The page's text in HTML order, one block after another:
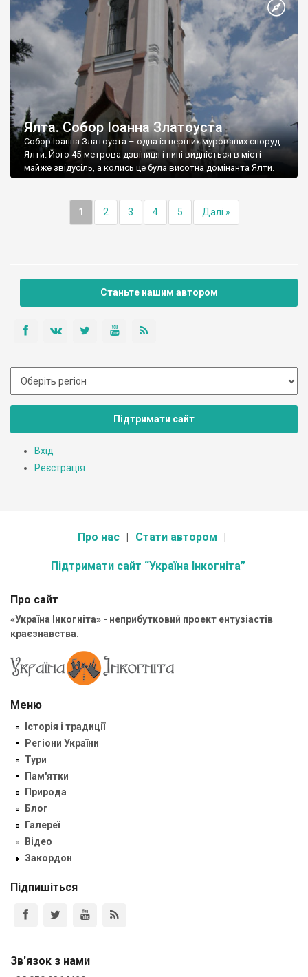
Ялта. Собор Іоанна Златоуста
Собор Іоанна Златоуста – одна із перших мурованих споруд
Ялти. Його 45-метрова дзвіниця і нині видніється в місті
майже звідусіль, а колись це була висотна домінанта Ялти.
1 2 3 4 5 Далі »
Станьте нашим автором
Підтримати сайт
Вхід
Реєстрація
Про нас Стати автором
Підтримати сайт “Україна Інкогніта”
Про сайт
«Україна Інкогніта» - неприбутковий проект ентузіастів
краєзнавства.
Меню
Історія і традиції
Регіони України
Тури
Пам'ятки
Природа
Блог
Галереї
Відео
Закордон
Підпишіться
Зв'язок з нами